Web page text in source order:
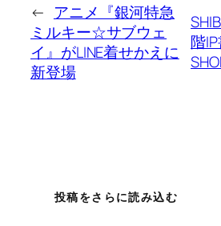
← アニメ『銀河特急
ミルキー☆サブウェ
イ』がLINE着せかえに
新登場
階
投稿をさらに読み込む